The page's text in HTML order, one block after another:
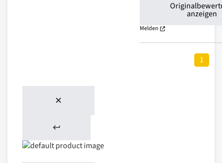
anzeigen
Melden
1